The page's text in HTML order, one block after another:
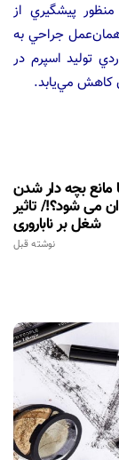
پيشگيري از
جراحي به
توليد اسپرم در
كاهش مي‌يابد.
مانع بچه دار شدن
می شود؟!/ تاثیر
شغل بر ناباروری
نوشته قبل